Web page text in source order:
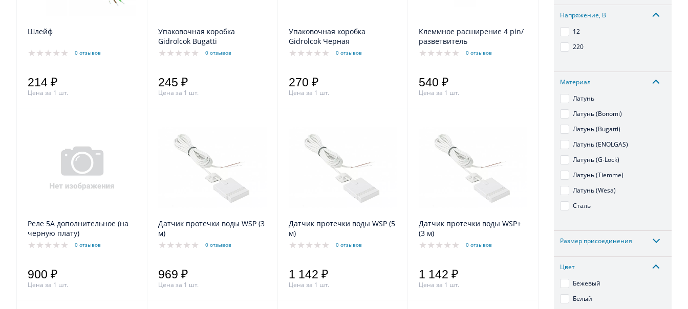
Шлейф
0 отзывов
214 ₽
Цена за 1 шт.
Упаковочная коробка
Gidrolcok Bugatti
0 отзывов
245 ₽
Цена за 1 шт.
Упаковочная коробка
Gidrolcok Черная
0 отзывов
270 ₽
Цена за 1 шт.
Клеммное расширение 4 pin/
разветвитель
0 отзывов
540 ₽
Цена за 1 шт.
Реле 5А дополнительное (на
черную плату)
0 отзывов
900 ₽
Цена за 1 шт.
Датчик протечки воды WSP (3
м)
0 отзывов
969 ₽
Цена за 1 шт.
Датчик протечки воды WSP (5
м)
0 отзывов
1 142 ₽
Цена за 1 шт.
Датчик протечки воды WSP+
(3 м)
0 отзывов
1 142 ₽
Цена за 1 шт.
Напряжение, В
12
220
Материал
Латунь
Латунь (Bonomi)
Латунь (Bugatti)
Латунь (ENOLGAS)
Латунь (G-Lock)
Латунь (Tiemme)
Латунь (Wesa)
Сталь
Размер присоединения
Цвет
Бежевый
Белый